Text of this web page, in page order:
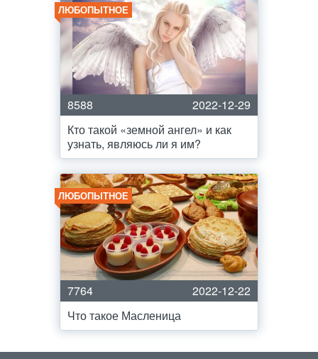
ЛЮБОПЫТНОЕ
8588
2022-12-29
Кто такой «земной ангел» и как
узнать, являюсь ли я им?
ЛЮБОПЫТНОЕ
7764
2022-12-22
Что такое Масленица